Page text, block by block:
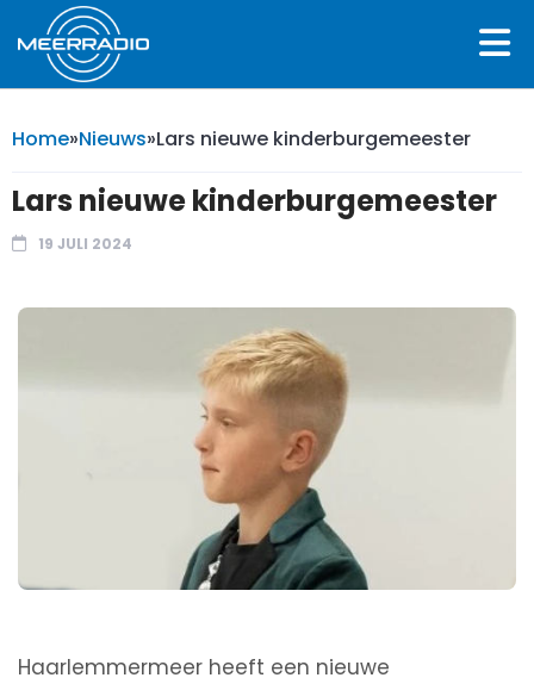
Home»Nieuws»Lars nieuwe kinderburgemeester
Lars nieuwe kinderburgemeester
19 JULI 2024
Haarlemmermeer heeft een nieuwe